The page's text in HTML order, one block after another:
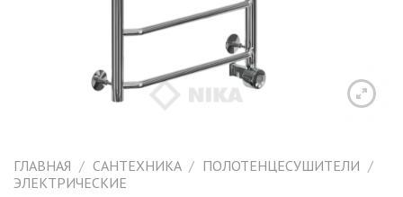
ГЛАВНАЯ / САНТЕХНИКА / ПОЛОТЕНЦЕСУШИТЕЛИ /
ЭЛЕКТРИЧЕСКИЕ